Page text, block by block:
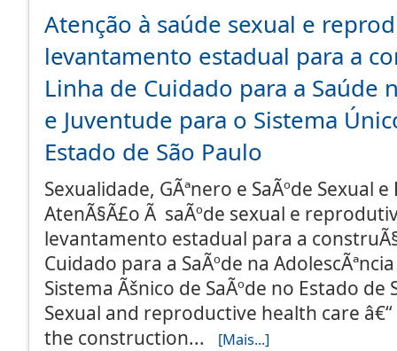
Atenção à saúde sexual e
levantamento estadual para a
Linha de Cuidado para a Saúde
e Juventude para o Sistema
Estado de São Paulo
Sexualidade, GÃªnero e SaÃºde Sexual
AtenÃ§Ã£o Ã saÃºde sexual e
levantamento estadual para a
Cuidado para a SaÃºde na
Sistema Ãšnico de SaÃºde no Estado de
Sexual and reproductive health care
the construction...
[Mais...]